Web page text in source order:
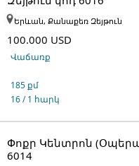
100.000 USD
Վաճառք
185 քմ
16 / 1 հարկ
Երևան, Քանաքեռ Զեյթուն
Փոքր Կենտրոն
6014